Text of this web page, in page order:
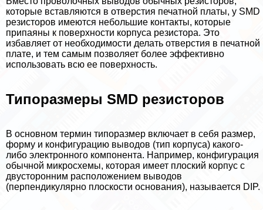
которые вставляются в отверстия печатной платы, у SMD
резисторов имеются небольшие контакты, которые
припаяны к поверхности корпуса резистора. Это
избавляет от необходимости делать отверстия в печатной
плате, и тем самым позволяет более эффективно
использовать всю ее поверхность.
Типоразмеры SMD резисторов
В основном термин типоразмер включает в себя размер,
форму и конфигурацию выводов (тип корпуса) какого-
либо электронного компонента. Например, конфигурация
обычной микросхемы, которая имеет плоский корпус с
двусторонним расположением выводов
(перпендикулярно плоскости основания), называется DIP.